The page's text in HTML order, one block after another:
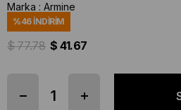
Marka : Armine
%46İNDIRIM
$ 77.78 $ 41.67